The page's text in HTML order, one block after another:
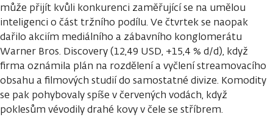
může přijít kvůli konkurenci zaměřující se na umělou
inteligenci o část tržního podílu. Ve čtvrtek se naopak
dařilo akciím mediálního a zábavního konglomerátu
Warner Bros. Discovery (12,49 USD, +15,4 % d/d), když
firma oznámila plán na rozdělení a vyčlení streamovacího
obsahu a filmových studií do samostatné divize. Komodity
se pak pohybovaly spíše v červených vodách, když
poklesům vévodily drahé kovy v čele se stříbrem.